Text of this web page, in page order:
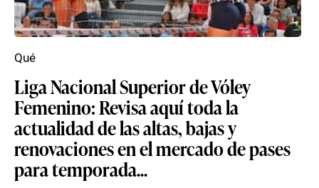
Liga Nacional Superior de Vóley
Femenino: Revisa aquí toda la
actualidad de las altas, bajas y
renovaciones en el mercado de pases
para temporada...
Qué